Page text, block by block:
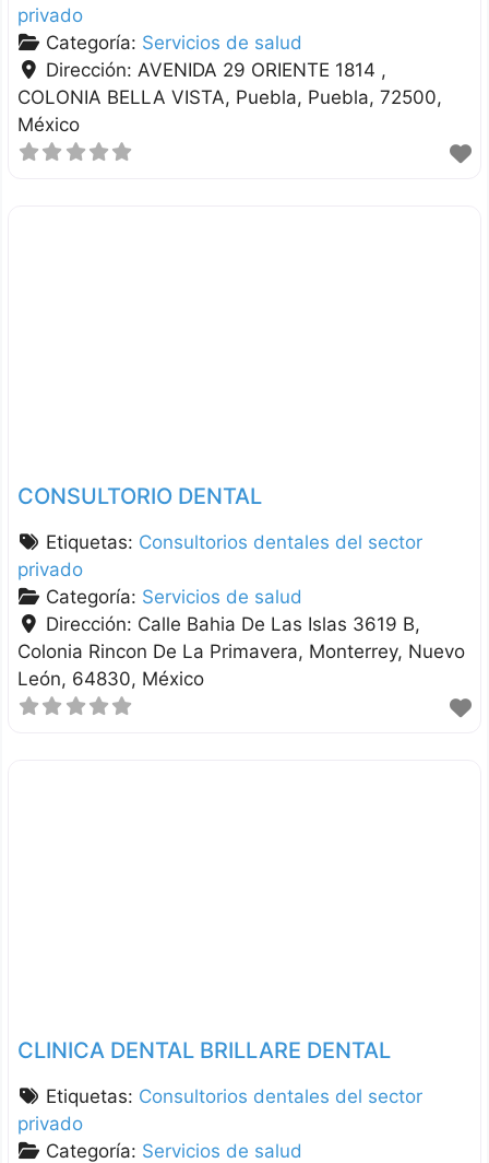
privado
Categoría: Servicios de salud
Dirección: AVENIDA 29 ORIENTE 1814 ,
COLONIA BELLA VISTA Puebla Puebla 72500
México
CONSULTORIO DENTAL
Etiquetas: Consultorios dentales del sector
privado
Categoría: Servicios de salud
Dirección: Calle Bahia De Las Islas 3619 B,
Colonia Rincon De La Primavera Monterrey Nuevo
León 64830 México
CLINICA DENTAL BRILLARE DENTAL
Etiquetas: Consultorios dentales del sector
privado
Categoría: Servicios de salud